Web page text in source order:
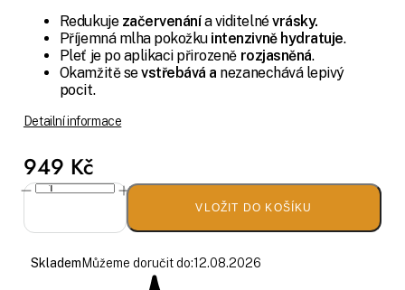
Redukujezačervenánía viditelnévrásky.
Příjemná mlha pokožkuintenzivně hydratuje.
Pleť je po aplikaci přirozeně rozjasněná.
Okamžitě sevstřebává a nezanechává lepivý
pocit.
Detailní informace
949 Kč
VLOŽIT DO KOŠÍKU
Skladem Můžeme doručit do:12.08.2026